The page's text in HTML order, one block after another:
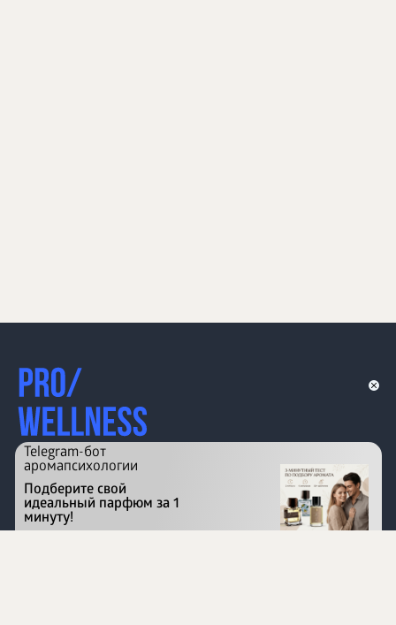
Перейти на сайт
Telegram-бот
аромапсихологии
Подберите свой
идеальный парфюм за 1
минуту!